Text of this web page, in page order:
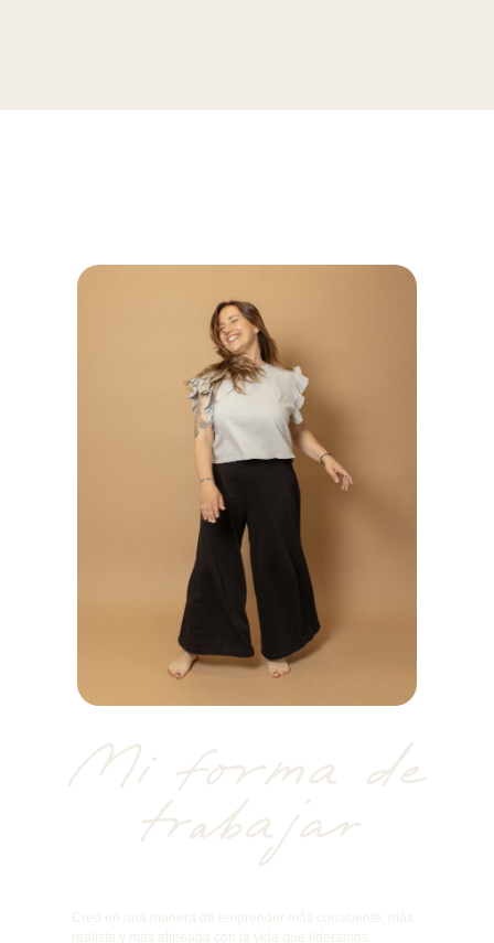
Mi forma de
trabajar
Creo en una manera de emprender más consciente, más
realista y más alineada con la vida que lideramos.